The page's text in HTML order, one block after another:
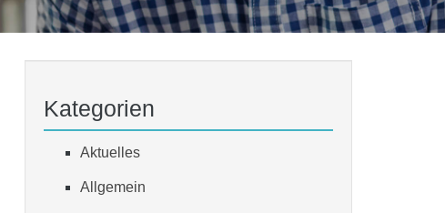
Kategorien
Aktuelles
Allgemein